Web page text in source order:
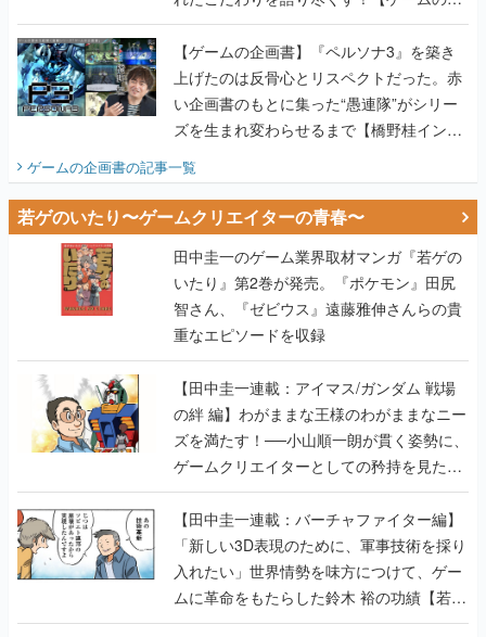
画書】
【ゲームの企画書】『ペルソナ3』を築き
上げたのは反骨心とリスペクトだった。赤
い企画書のもとに集った“愚連隊”がシリー
ズを生まれ変わらせるまで【橋野桂インタ
ゲームの企画書の記事一覧
若ゲのいたり〜ゲームクリエイターの青春〜
田中圭一のゲーム業界取材マンガ『若ゲの
いたり』第2巻が発売。『ポケモン』田尻
智さん、『ゼビウス』遠藤雅伸さんらの貴
重なエピソードを収録
【田中圭一連載：アイマス/ガンダム 戦場
の絆 編】わがままな王様のわがままなニー
ズを満たす！──小山順一朗が貫く姿勢に、
ゲームクリエイターとしての矜持を見た
【若ゲのいたり最終回】
【田中圭一連載：バーチャファイター編】
「新しい3D表現のために、軍事技術を採り
入れたい」世界情勢を味方につけて、ゲー
ムに革命をもたらした鈴木 裕の功績【若ゲ
のいたり】